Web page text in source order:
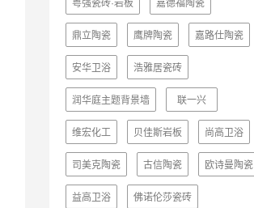
粤强瓷砖·岩板 嘉德福陶瓷
鼎立陶瓷 鹰牌陶瓷 嘉路仕陶瓷
安华卫浴 浩雅居瓷砖
润华庭主题背景墙 联一兴
维宏化工 贝佳斯岩板 尚高卫浴
司美克陶瓷 古信陶瓷 欧诗曼陶瓷
益高卫浴 佛诺伦莎瓷砖